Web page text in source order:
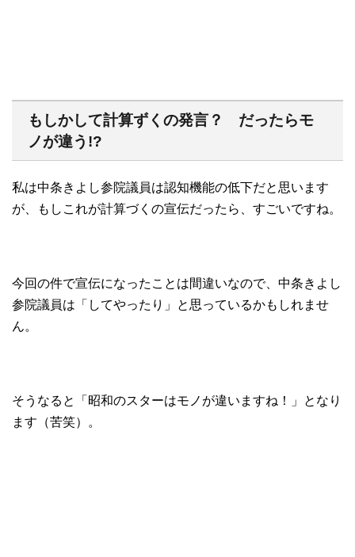
もしかして計算ずくの発言？ だったらモ
ノが違う!?
私は中条きよし参院議員は認知機能の低下だと思います
が、もしこれが計算づくの宣伝だったら、すごいですね。
今回の件で宣伝になったことは間違いなので、中条きよし
参院議員は「してやったり」と思っているかもしれませ
ん。
そうなると「昭和のスターはモノが違いますね！」となり
ます（苦笑）。